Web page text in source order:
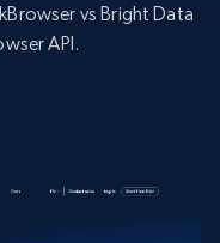
vs Bright Data
API.